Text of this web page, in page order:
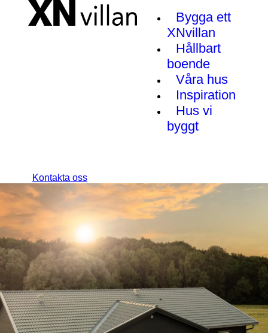
Bygga ett
XNvillan
Hållbart
boende
Våra hus
Inspiration
Hus vi
byggt
Kontakta oss